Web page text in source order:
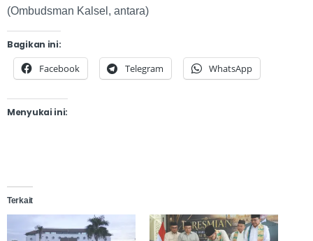
(Ombudsman Kalsel, antara)
Bagikan ini:
Facebook Telegram WhatsApp
Menyukai ini:
Terkait